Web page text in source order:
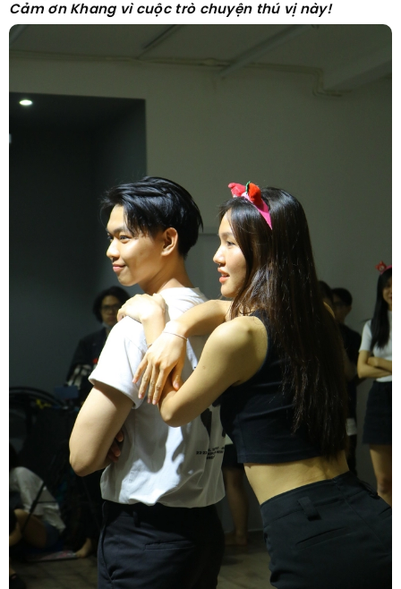
Cảm ơn Khang vì cuộc trò chuyện thú vị này!